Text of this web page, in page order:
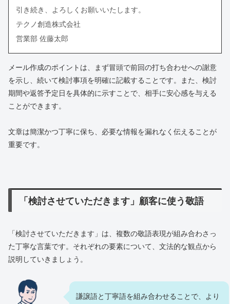
引き続き、よろしくお願いいたします。
テクノ創造株式会社
営業部 佐藤太郎
メール作成のポイントは、まず冒頭で前回の打ち合わせへの謝意
を示し、続いて検討事項を明確に記載することです。また、検討
期間や返答予定日を具体的に示すことで、相手に安心感を与える
ことができます。
文章は簡潔かつ丁寧に保ち、必要な情報を漏れなく伝えることが
重要です。
「検討させていただきます」顧客に使う敬語
「検討させていただきます」は、複数の敬語表現が組み合わさっ
た丁寧な言葉です。それぞれの要素について、文法的な観点から
説明していきましょう。
謙譲語と丁寧語を組み合わせることで、より